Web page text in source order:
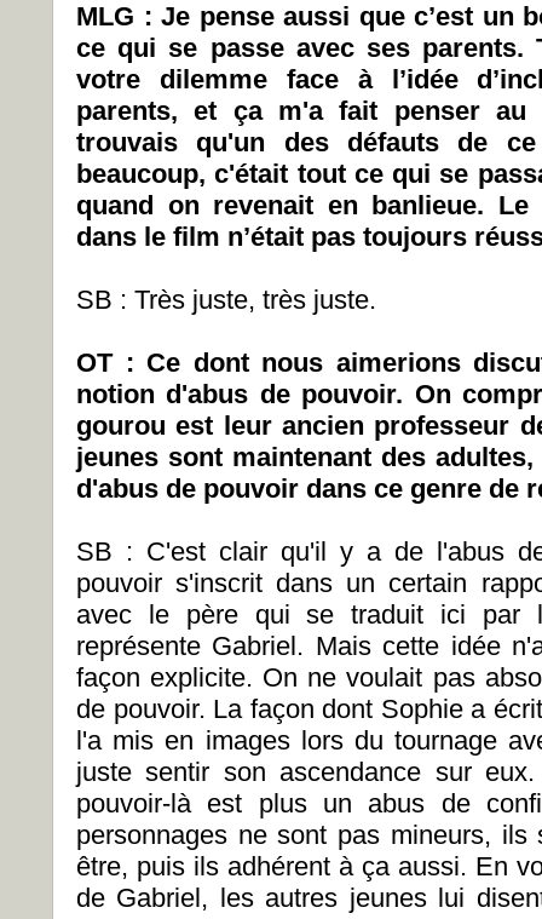
MLG : Je pense aussi que c’est un
ce qui se passe avec ses parents.
votre dilemme face à l’idée
parents, et ça m'a fait penser au
trouvais qu'un des défauts de
beaucoup, c'était tout ce qui se
quand on revenait en banlieue.
dans le film n’était pas toujours
SB : Très juste, très juste.
OT : Ce dont nous aimerions
notion d'abus de pouvoir. On
gourou est leur ancien professeur
jeunes sont maintenant des
d'abus de pouvoir dans ce genre de
SB : C'est clair qu'il y a de l'abus
pouvoir s'inscrit dans un certain
avec le père qui se traduit ici par
représente Gabriel. Mais cette idée
façon explicite. On ne voulait pas
de pouvoir. La façon dont Sophie a
l'a mis en images lors du tournage
juste sentir son ascendance sur
pouvoir-là est plus un abus de
personnages ne sont pas mineurs,
être, puis ils adhérent à ça aussi. En
de Gabriel, les autres jeunes lui